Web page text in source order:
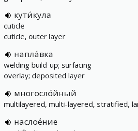
кути́кула
cuticle
cuticle, outer layer
напла́вка
welding build-up; surfacing
overlay; deposited layer
многосло́йный
multilayered, multi-layered, stratified,
наслое́ние